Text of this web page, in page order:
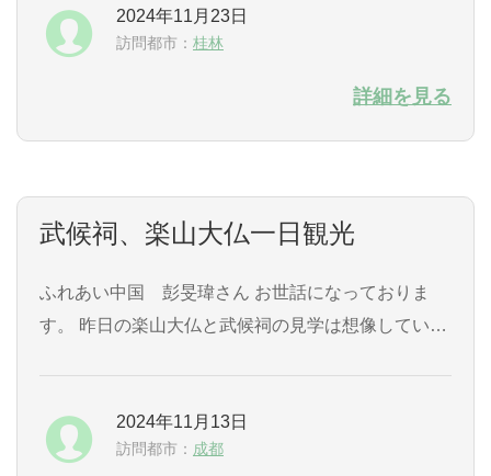
していただきながら 景色を見ていたら、あっという
間でした。 また、事前に20元札のスポッ...
2024年11月23日
訪問都市： 桂林
詳細を見る
武候祠、楽山大仏一日観光
ふれあい中国 彭旻瑋さん お世話になっておりま
す。 昨日の楽山大仏と武候祠の見学は想像していた
天候によって船に乗れないときもあるとの事ですが
幸い乗船でき大仏の全景、人間との大きさ対比がで
2024年11月13日
訪問都市： 成都